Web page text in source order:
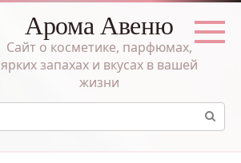
Арома Авеню
Сайт о косметике, парфюмах,
ярких запахах и вкусах в вашей
жизни